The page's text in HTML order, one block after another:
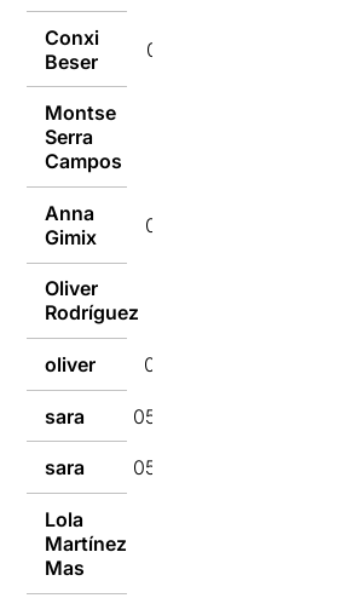
Conxi
Beser
05/10/2015
Montse
Serra
Campos
Anna
Gimix
05/10/2015
Oliver
Rodríguez
oliver 05/10/2015
sara 05/10/2015
sara 05/10/2015
Lola
Martínez
Mas